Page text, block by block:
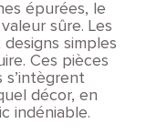
épurées, le
sûre. Les
simples
Ces pièces
s’intègrent
décor, en
indéniable.